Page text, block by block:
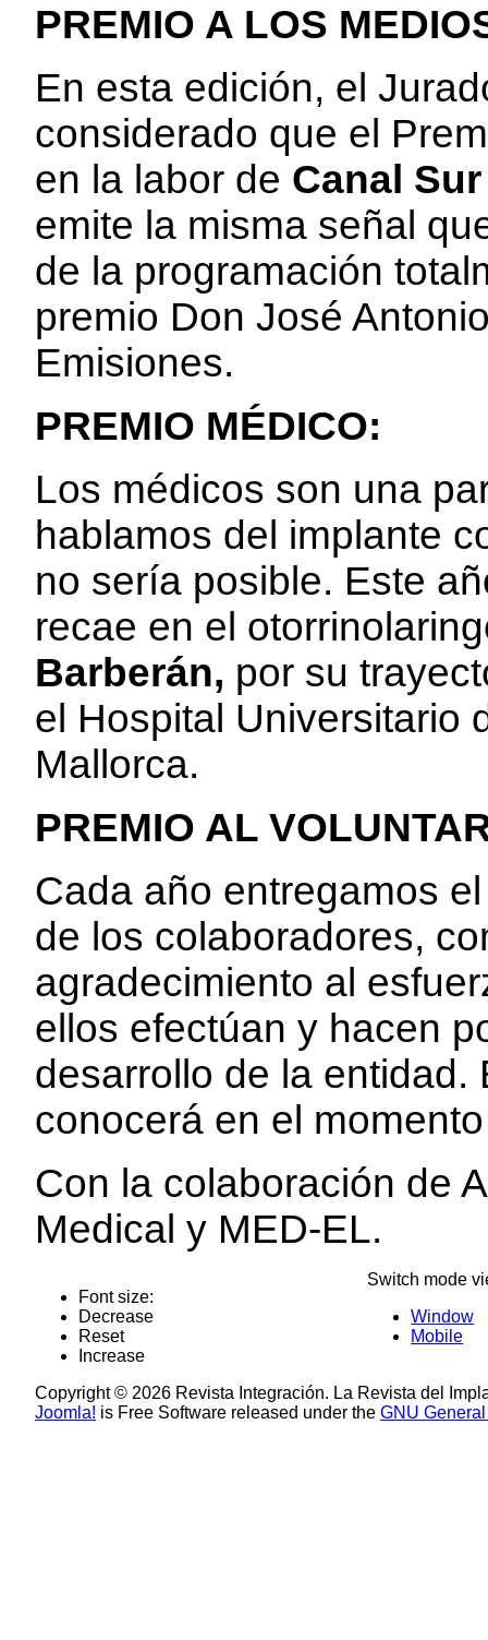
PREMIO A LOS
En esta edición, el
considerado que el
en la labor de Canal
emite la misma señal
de la programación
premio Don José
Emisiones.
PREMIO MÉDICO:
Los médicos son una
hablamos del implante
no sería posible. Este
recae en el
Barberán, por su
el Hospital Universitario
Mallorca.
PREMIO AL
Cada año entregamos
de los colaboradores,
agradecimiento al
ellos efectúan y hacen
desarrollo de la entidad.
conocerá en el
Con la colaboración de
Medical y MED-EL.
Font size:
Decrease
Reset
Increase
Switch mode
Window
Mobile
Copyright © 2026 Revista Integración. La Revista del
Joomla! is Free Software released under theGNU